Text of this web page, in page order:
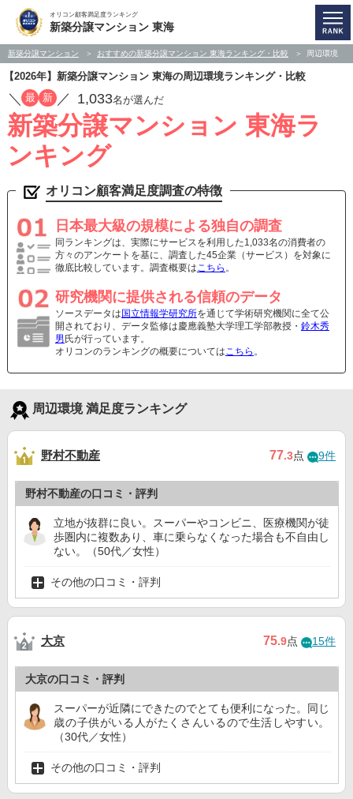
オリコン顧客満足度ランキング
新築分譲マンション 東海
新築分譲マンション おすすめの新築分譲マンション 東海ランキング・比較 周辺環境
【2026年】新築分譲マンション 東海の周辺環境ランキング・比較
／ 最 新 ／ 1,033名が選んだ
新築分譲マンション 東海ラ
ンキング
オリコン顧客満足度調査の特徴
日本最大級の規模による独自の調査
同ランキングは、実際にサービスを利用した1,033名の消費者の
方々のアンケートを基に、調査した45企業（サービス）を対象に
徹底比較しています。調査概要はこちら 。
研究機関に提供される信頼のデータ
ソースデータは 国立情報学研究所を通じて学術研究機関に全て公
開されており、データ監修は慶應義塾大学理工学部教授・ 鈴木秀
男 氏が行っています。
オリコンのランキングの概要についてはこちら 。
周辺環境 満足度ランキング
野村不動産 77.3点 9件
野村不動産の口コミ・評判
立地が抜群に良い。スーパーやコンビニ、医療機関が徒
歩圏内に複数あり、車に乗らなくなった場合も不自由し
ない。（50代／女性）
その他の口コミ・評判
大京 75.9点 15件
大京の口コミ・評判
スーパーが近隣にできたのでとても便利になった。同じ
歳の子供がいる人がたくさんいるので生活しやすい。
（30代／女性）
その他の口コミ・評判